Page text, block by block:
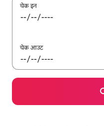
चेक इन
चेक आउट